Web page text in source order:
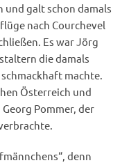
galt schon damals
nach Courchevel
Es war Jörg
die damals
machte.
Österreich und
Pommer, der
denn